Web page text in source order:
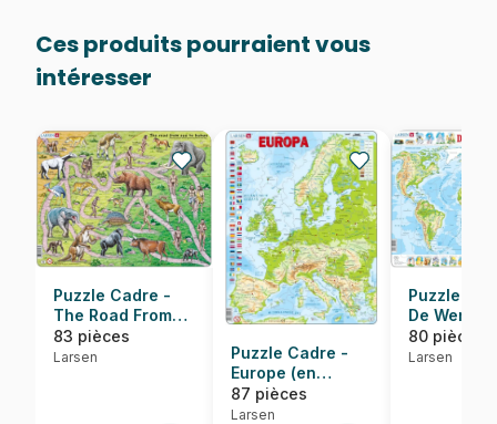
Ces produits pourraient vous
intéresser
Puzzle Cadre -
The Road From
Ape to Human (en
Anglais)
83 pièces
Larsen
Puzzle Cadre -
Europe (en
Hollandais)
87 pièces
Larsen
Puzzle
De Wereld
Hollandais)
80 pièces
Larsen